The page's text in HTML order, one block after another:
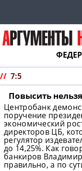
// 7:5
Повысить
Центробанк
поручение
экономический
директоров ЦБ,
регулятор
до 14,25%. Как
банкиров
правильно, а по